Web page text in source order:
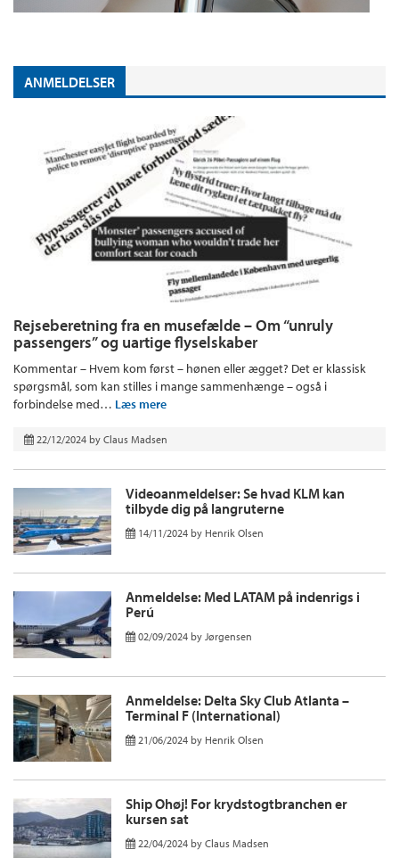
ANMELDELSER
Rejseberetning fra en musefælde – Om “unruly
passengers” og uartige flyselskaber
Kommentar – Hvem kom først – hønen eller ægget? Det er klassisk
spørgsmål, som kan stilles i mange sammenhænge – også i
forbindelse med… Læs mere
22/12/2024 by Claus Madsen
Videoanmeldelser: Se hvad KLM kan
tilbyde dig på langruterne
14/11/2024 by Henrik Olsen
Anmeldelse: Med LATAM på indenrigs i
Perú
02/09/2024 by Jørgensen
Anmeldelse: Delta Sky Club Atlanta –
Terminal F (International)
21/06/2024 by Henrik Olsen
Ship Ohøj! For krydstogtbranchen er
kursen sat
22/04/2024 by Claus Madsen